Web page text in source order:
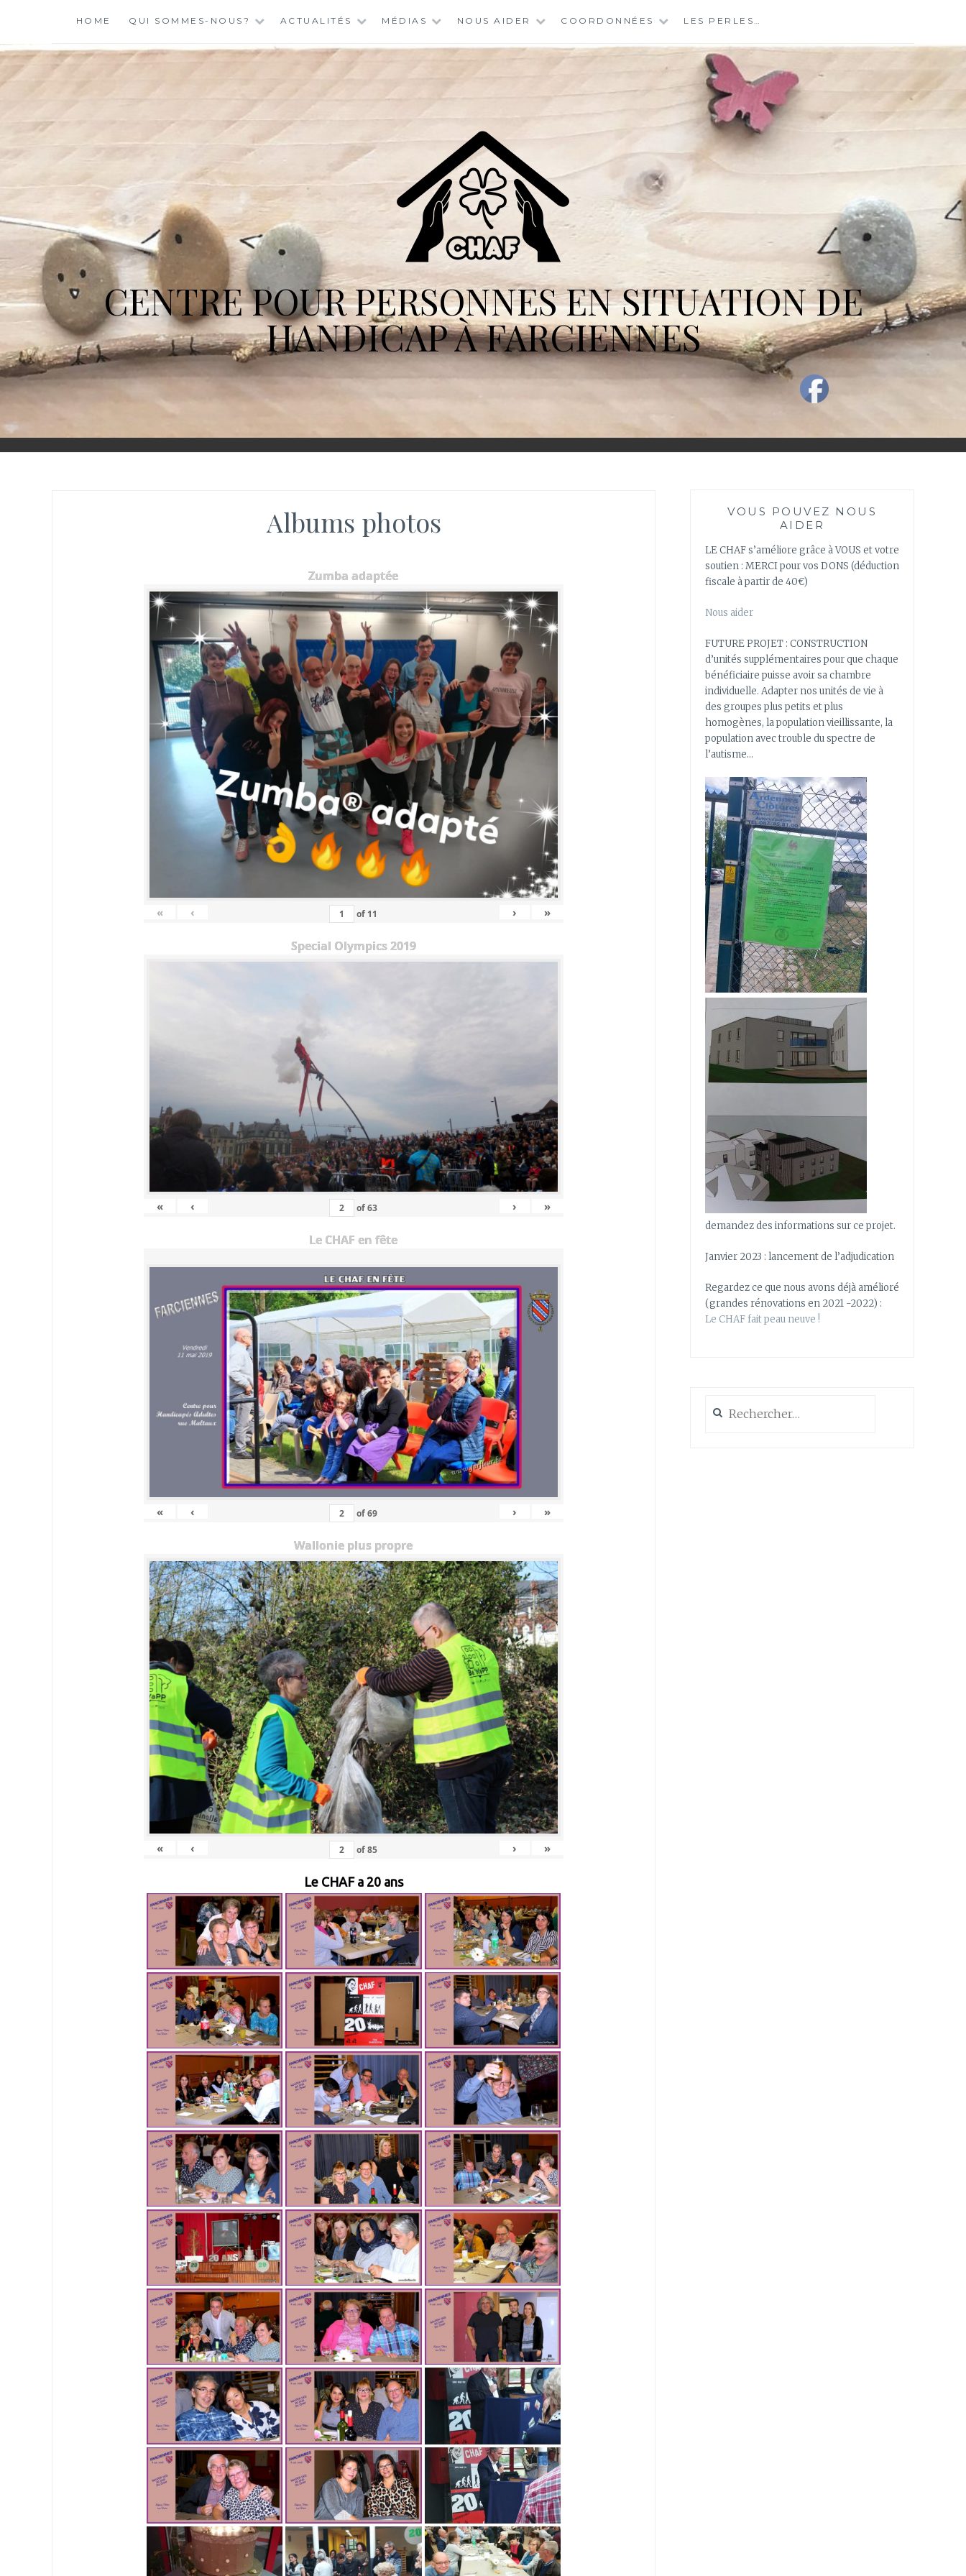
content
HOME QUI SOMMES-NOUS? ACTUALITÉS MÉDIAS NOUS AIDER COORDONNÉES LES PERLES…
CENTRE POUR PERSONNES EN SITUATION DE
HANDICAP À FARCIENNES
Albums photos
Zumba adaptée
« ‹ of 11 › »
Special Olympics 2019
« ‹ of63 › »
Le CHAF en fête
« ‹ of69 › »
Wallonie plus propre
« ‹ of85 › »
Le CHAF a 20 ans
VOUS POUVEZ NOUS
AIDER
LE CHAF s’améliore grâce à VOUS et votre
soutien : MERCI pour vos DONS (déduction
fiscale à partir de 40€)
Nous aider
FUTURE PROJET : CONSTRUCTION
d’unités supplémentaires pour que chaque
bénéficiaire puisse avoir sa chambre
individuelle. Adapter nos unités de vie à
des groupes plus petits et plus
homogènes, la population vieillissante, la
population avec trouble du spectre de
l’autisme…
demandez des informations sur ce projet.
Janvier 2023 : lancement de l’adjudication
Regardez ce que nous avons déjà amélioré
(grandes rénovations en 2021 -2022) :
Le CHAF fait peau neuve !